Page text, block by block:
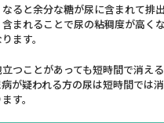
ると余分な糖が尿に含まれて排
まれることで尿の粘稠度が高く
ます。
つことがあっても短時間で消え
が疑われる方の尿は短時間では
す。